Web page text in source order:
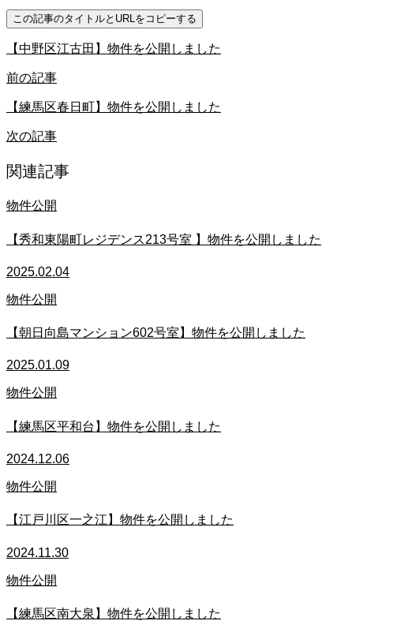
この記事のタイトルとURLをコピーする
【中野区江古田】物件を公開しました
前の記事
【練馬区春日町】物件を公開しました
次の記事
関連記事
物件公開
【秀和東陽町レジデンス213号室 】物件を公開しました
2025.02.04
物件公開
【朝日向島マンション602号室】物件を公開しました
2025.01.09
物件公開
【練馬区平和台】物件を公開しました
2024.12.06
物件公開
【江戸川区一之江】物件を公開しました
2024.11.30
物件公開
【練馬区南大泉】物件を公開しました